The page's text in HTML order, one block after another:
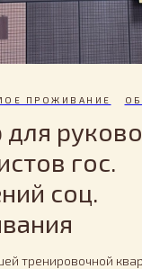
ПРОЖИВАНИЕ
гос.
соц.
тренировочной